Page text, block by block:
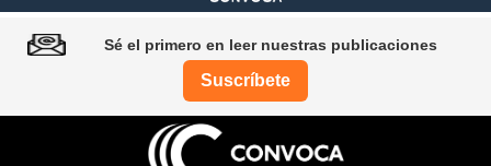
Sé el primero en leer nuestras publicaciones
Suscríbete